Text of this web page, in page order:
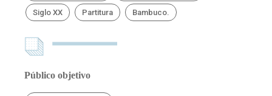
Siglo XX Partitura Bambuco.
Público objetivo